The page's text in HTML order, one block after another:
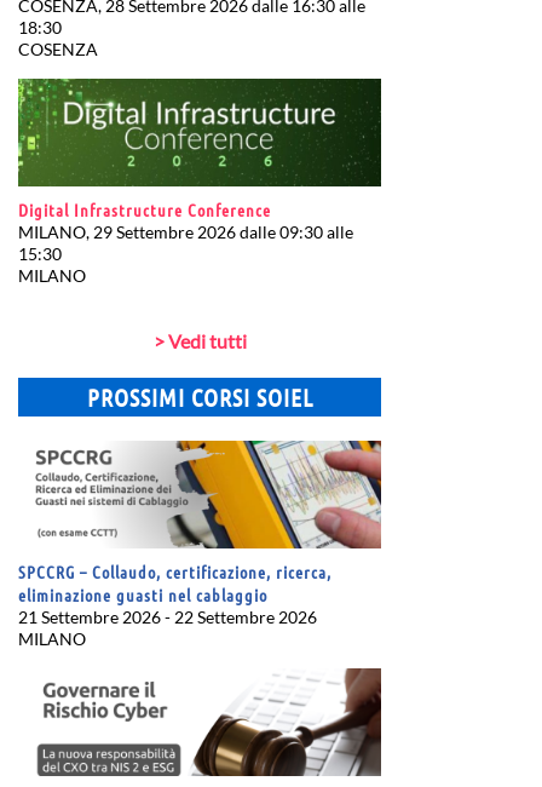
COSENZA, 28 Settembre 2026 dalle 16:30 alle
18:30
COSENZA
Digital Infrastructure Conference
MILANO, 29 Settembre 2026 dalle 09:30 alle
15:30
MILANO
> Vedi tutti
PROSSIMI CORSI SOIEL
SPCCRG – Collaudo, certificazione, ricerca,
eliminazione guasti nel cablaggio
21 Settembre 2026 - 22 Settembre 2026
MILANO